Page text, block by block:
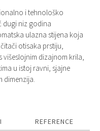
i tehnološko
dugi niz godina
ulazna stijena koja
otisaka prstiju,
višeslojnim dizajnom krila,
u istoj ravni, sjajne
dimenzija.
REFERENCE